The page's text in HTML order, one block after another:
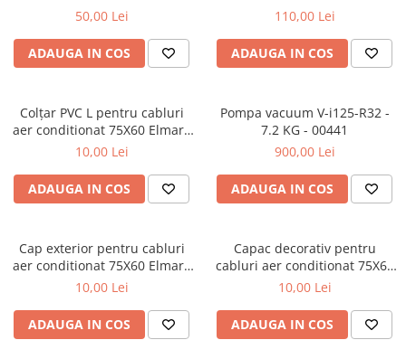
Compresoare Copeland
Compresoare Danfoss
Condensatoare frigorifice
Tavan
Unghiular
Perete
Cubic
Controlere
Panou comanda
Separator ulei
Termostate
Accesorii aer conditionat
Compresor aer conditionat
Condensator aer conditionat
Accesorii montaj aer condiționat
Elemente mascare traseu aer
50,00 Lei
ADAUGA IN COS
110,00 Lei
ADAUGA IN COS
Colțar PVC L pentru cabluri
aer conditionat 75X60 Elmark
- 03245
10,00 Lei
ADAUGA IN COS
Pompa vacuum V-i125-R32 -
7.2 KG - 00441
900,00 Lei
ADAUGA IN COS
Cap exterior pentru cabluri
aer conditionat 75X60 Elmark
- 03247
10,00 Lei
ADAUGA IN COS
Capac decorativ pentru
cabluri aer conditionat 75X60
Elmark - 03248
10,00 Lei
ADAUGA IN COS